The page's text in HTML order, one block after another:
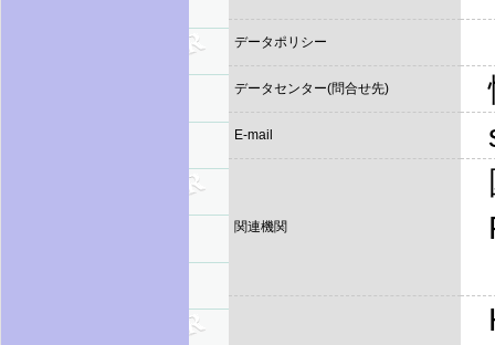
データポリシー
データセンター(問合せ先)
E-mail
関連機関